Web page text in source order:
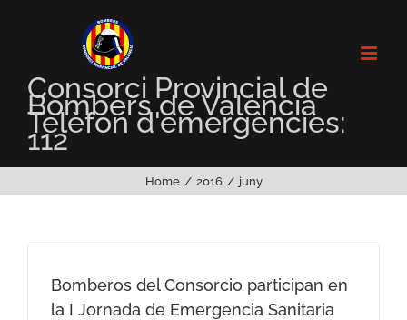
Consorci Provincial de
Bombers de València
Telèfon d'emergències:
112
Home 2016 juny
Bomberos del Consorcio participan en
la I Jornada de Emergencia Sanitaria